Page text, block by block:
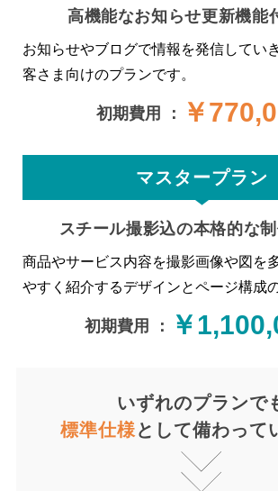
高機能なお知らせ更新機能
お知らせやブログで情報を発信してい
客さま向けのプランです。
初期費用 ： ￥
マスタープラン
スチール撮影込の本格的な
商品やサービス内容を撮影画像や図を
やすく紹介するデザインとページ構成
初期費用 ： ￥
いずれのプランで
標準仕様として備わって